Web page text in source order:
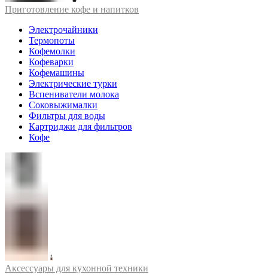
Приготовление кофе и напитков
Электрочайники
Термопоты
Кофемолки
Кофеварки
Кофемашины
Электрические турки
Вспениватели молока
Соковыжималки
Фильтры для воды
Картриджи для фильтров
Кофе
Аксессуары для кухонной техники